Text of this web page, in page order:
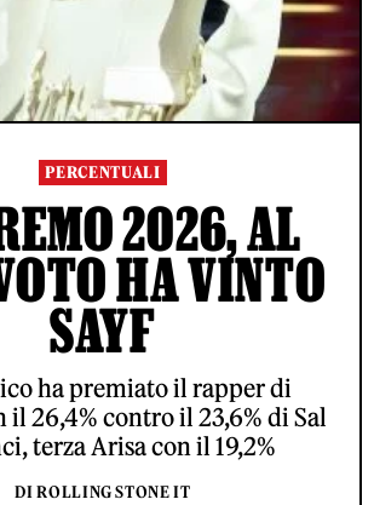
PERCENTUALI
2026, AL
HA VINTO
SAYF
ha premiato il rapper di
il 26,4% contro il 23,6% di Sal
terza Arisa con il 19,2%
DI ROLLING STONE IT